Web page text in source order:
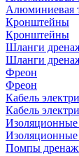
Алюминиевая
Кронштейны
Кронштейны
Шланги
Шланги
Фреон
Фреон
Кабель
Кабель
Помпы